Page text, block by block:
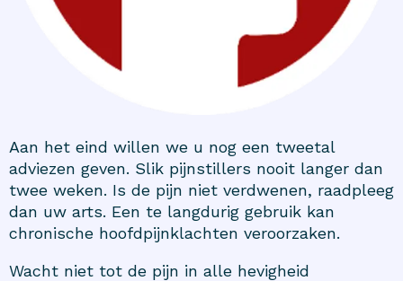
Aan het eind willen we u nog een tweetal
adviezen geven. Slik pijnstillers nooit langer dan
twee weken. Is de pijn niet verdwenen, raadpleeg
dan uw arts. Een te langdurig gebruik kan
chronische hoofdpijnklachten veroorzaken.
Wacht niet tot de pijn in alle hevigheid